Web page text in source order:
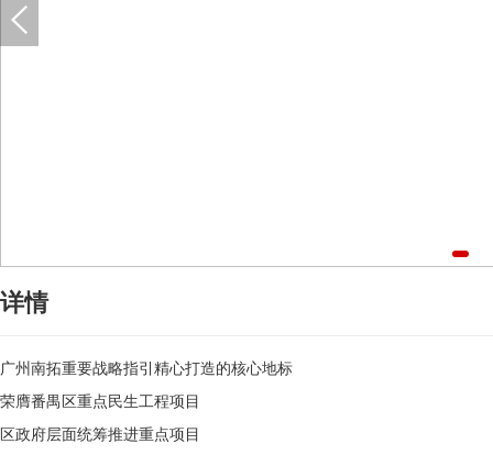
详情
广州南拓重要战略指引精心打造的核心地标
荣膺番禺区重点民生工程项目
区政府层面统筹推进重点项目